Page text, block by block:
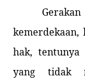
kemerdekaan,
hak, tentunya
yang tidak